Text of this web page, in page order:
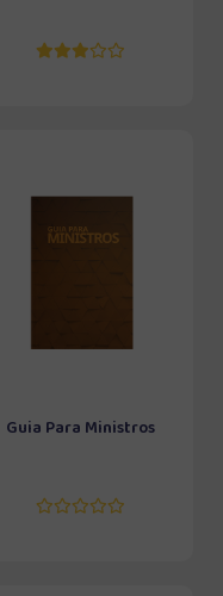
Guia Para Ministros